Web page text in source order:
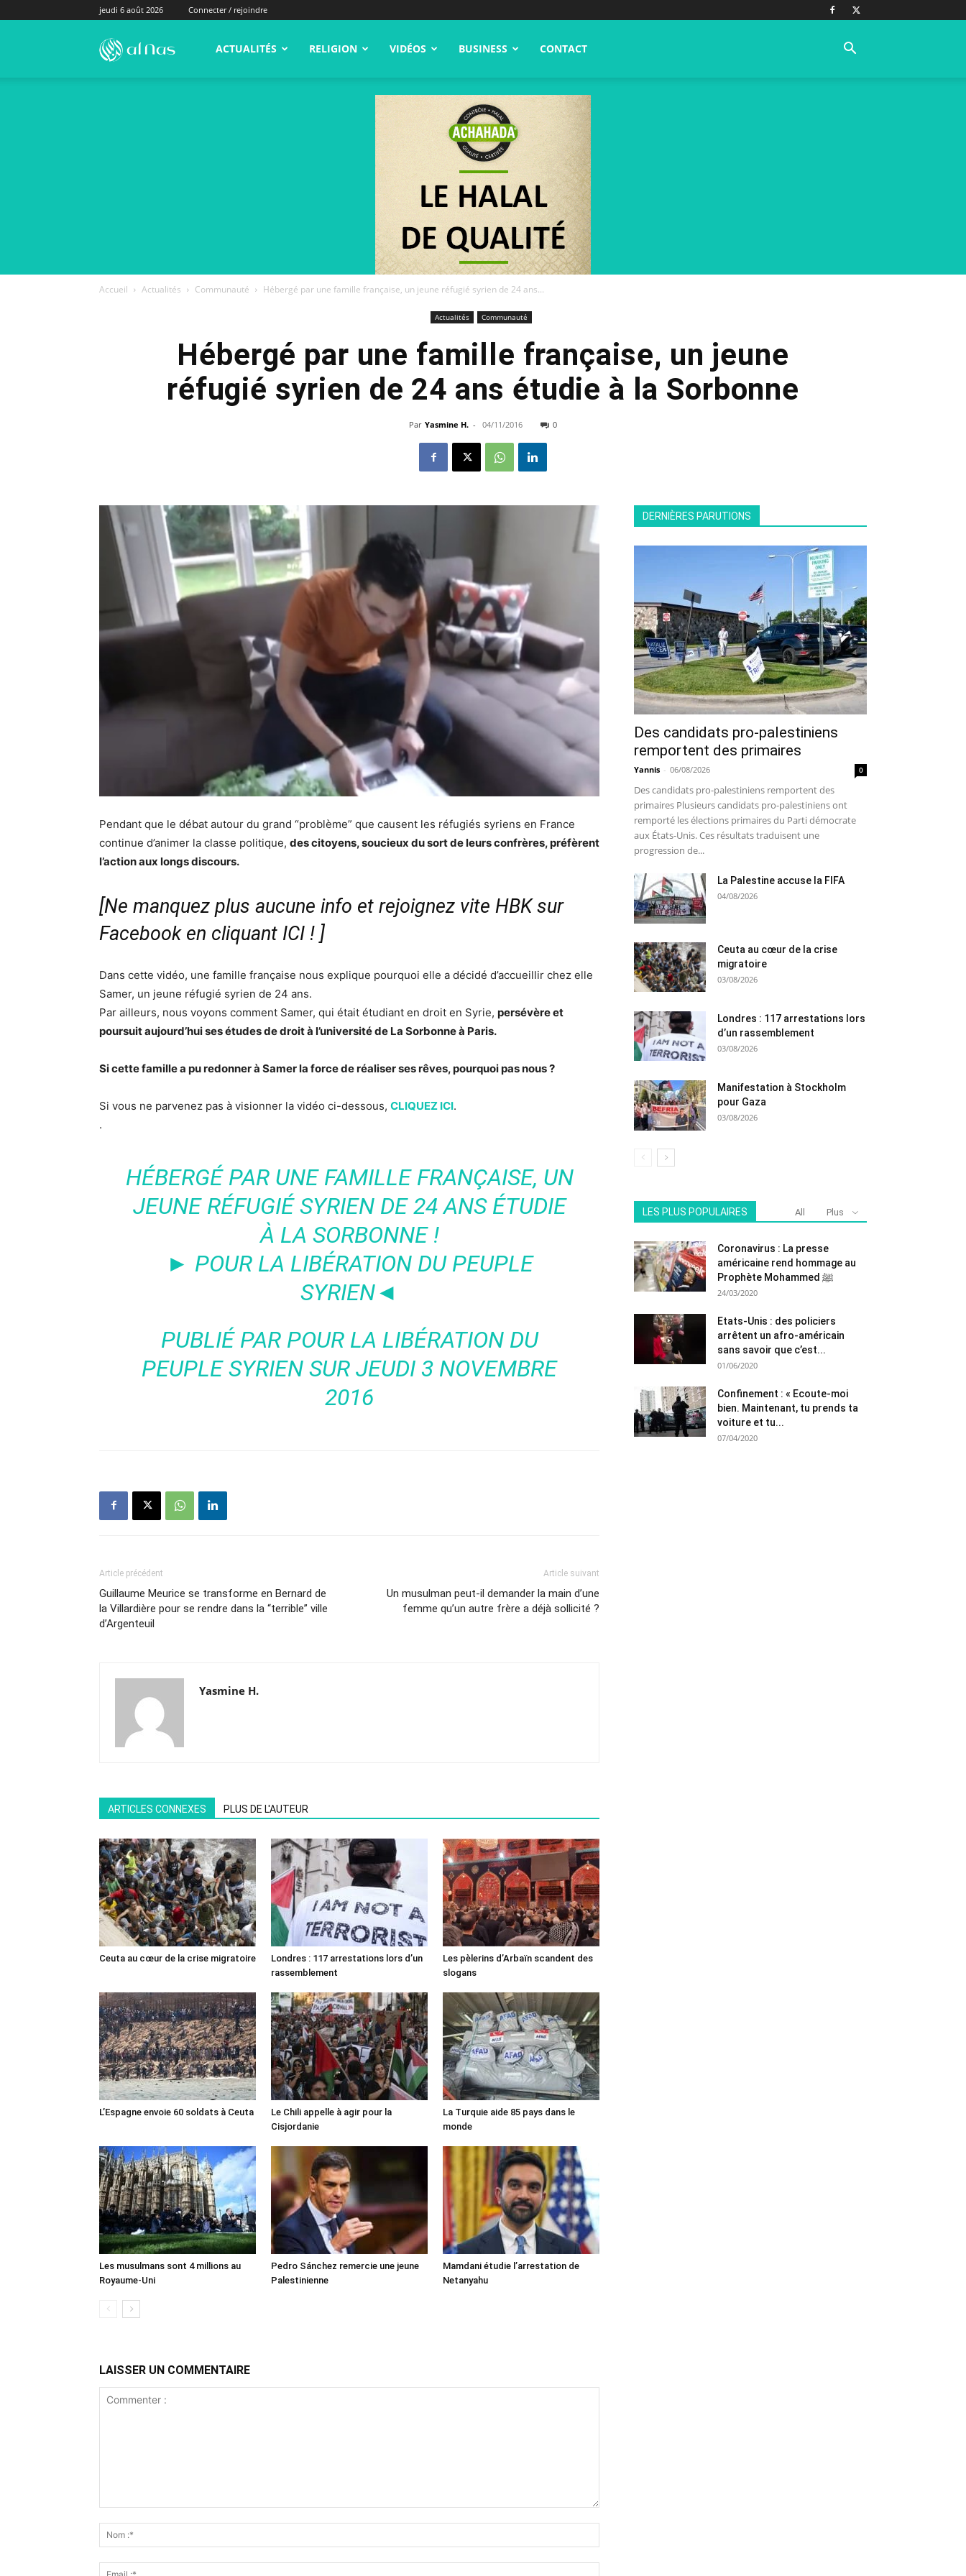
jeudi 6 août 2026 Connecter / rejoindre
alNas.fr ACTUALITÉS RELIGION VIDÉOS BUSINESS CONTACT
Accueil Actualités Communauté Hébergé par une famille française, un jeune réfugié syrien de 24 ans...
Actualités Communauté
Hébergé par une famille française, un jeune
réfugié syrien de 24 ans étudie à la Sorbonne
Par Yasmine H. - 04/11/2016 0
Pendant que le débat autour du grand “problème” que causent les réfugiés syriens en France
continue d’animer la classe politique, des citoyens, soucieux du sort de leurs confrères, préfèrent
l’action aux longs discours.
[Ne manquez plus aucune info et rejoignez vite HBK sur
Facebook en cliquant ICI ! ]
Dans cette vidéo, une famille française nous explique pourquoi elle a décidé d’accueillir chez elle
Samer, un jeune réfugié syrien de 24 ans.
Par ailleurs, nous voyons comment Samer, qui était étudiant en droit en Syrie, persévère et
poursuit aujourd’hui ses études de droit à l’université de La Sorbonne à Paris.
Si cette famille a pu redonner à Samer la force de réaliser ses rêves, pourquoi pas nous ?
Si vous ne parvenez pas à visionner la vidéo ci-dessous, CLIQUEZ ICI.
.
HÉBERGÉ PAR UNE FAMILLE FRANÇAISE, UN
JEUNE RÉFUGIÉ SYRIEN DE 24 ANS ÉTUDIE
À LA SORBONNE !
► POUR LA LIBÉRATION DU PEUPLE
SYRIEN◄
PUBLIÉ PAR POUR LA LIBÉRATION DU
PEUPLE SYRIEN SUR JEUDI 3 NOVEMBRE
2016
Article précédent
Guillaume Meurice se transforme en Bernard de
la Villardière pour se rendre dans la “terrible” ville
d’Argenteuil
Article suivant
Un musulman peut-il demander la main d’une
femme qu’un autre frère a déjà sollicité ?
Yasmine H.
ARTICLES CONNEXES PLUS DE L'AUTEUR
Ceuta au cœur de la crise migratoire
Londres : 117 arrestations lors d’un
rassemblement
Les pèlerins d’Arbaïn scandent des
slogans
L’Espagne envoie 60 soldats à Ceuta
Le Chili appelle à agir pour la
Cisjordanie
La Turquie aide 85 pays dans le
monde
Les musulmans sont 4 millions au
Royaume-Uni
Pedro Sánchez remercie une jeune
Palestinienne
Mamdani étudie l’arrestation de
Netanyahu
LAISSER UN COMMENTAIRE
DERNIÈRES PARUTIONS
Des candidats pro-palestiniens
remportent des primaires
Yannis - 06/08/2026 0
Des candidats pro-palestiniens remportent des
primaires Plusieurs candidats pro-palestiniens ont
remporté les élections primaires du Parti démocrate
aux États-Unis. Ces résultats traduisent une
progression de...
La Palestine accuse la FIFA
04/08/2026
Ceuta au cœur de la crise
migratoire
03/08/2026
Londres : 117 arrestations lors
d’un rassemblement
03/08/2026
Manifestation à Stockholm
pour Gaza
03/08/2026
LES PLUS POPULAIRES All Plus
Coronavirus : La presse
américaine rend hommage au
Prophète Mohammed ﷺ
24/03/2020
Etats-Unis : des policiers
arrêtent un afro-américain
sans savoir que c’est...
01/06/2020
Confinement : « Ecoute-moi
bien. Maintenant, tu prends ta
voiture et tu...
07/04/2020